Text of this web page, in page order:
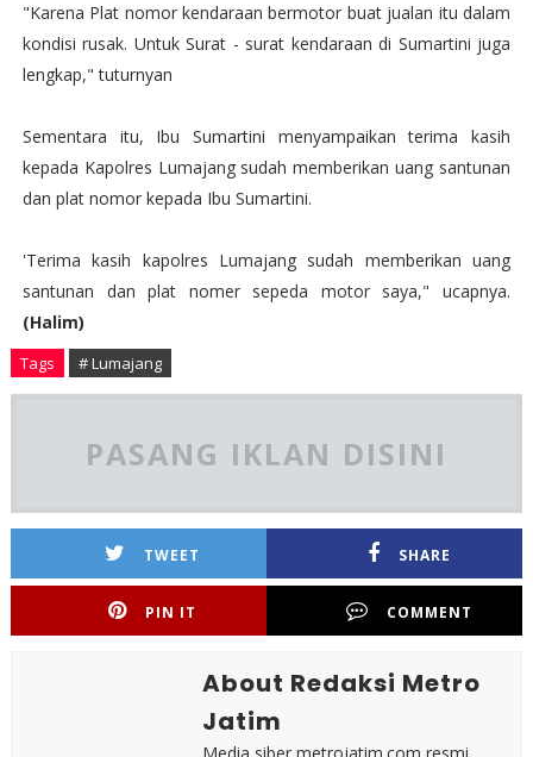
"Karena Plat nomor kendaraan bermotor buat jualan itu dalam
kondisi rusak. Untuk Surat - surat kendaraan di Sumartini juga
lengkap," tuturnyan
Sementara itu, Ibu Sumartini menyampaikan terima kasih
kepada Kapolres Lumajang sudah memberikan uang santunan
dan plat nomor kepada Ibu Sumartini.
'Terima kasih kapolres Lumajang sudah memberikan uang
santunan dan plat nomer sepeda motor saya," ucapnya.
(Halim)
Tags # Lumajang
PASANG IKLAN DISINI
TWEET SHARE
PIN IT COMMENT
About Redaksi Metro
Jatim